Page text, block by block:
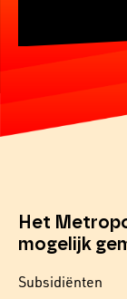
Het
mogelijk
Subsidiënten